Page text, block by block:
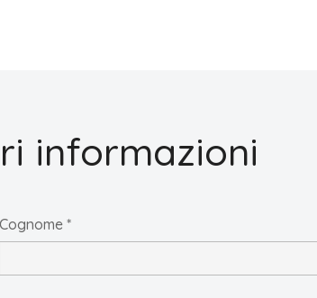
informazioni
Cognome *